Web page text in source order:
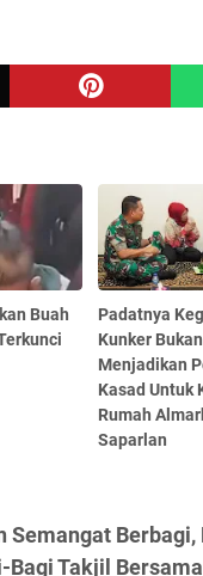
Buah
Padatnya
Kunker Bukan
Menjadikan
Kasad Untuk
Rumah
Saparlan
Semangat
Takjil